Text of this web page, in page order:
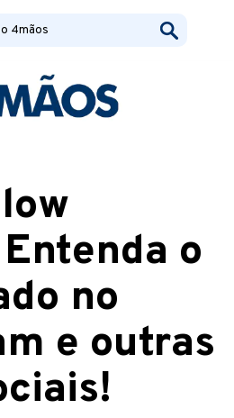
o
no
e outras